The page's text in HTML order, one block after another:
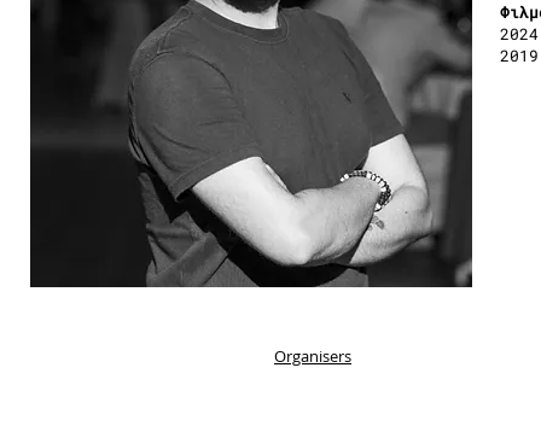
Organisers